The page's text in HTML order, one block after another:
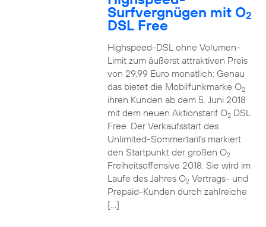
Surfvergnügen mit O2
DSL Free
Highspeed-DSL ohne Volumen-
Limit zum äußerst attraktiven Preis
von 29,99 Euro monatlich: Genau
das bietet die Mobilfunkmarke O2
ihren Kunden ab dem 5. Juni 2018
mit dem neuen Aktionstarif O2DSL
Free. Der Verkaufsstart des
Unlimited-Sommertarifs markiert
den Startpunkt der großen O2
Freiheitsoffensive 2018. Sie wird im
Laufe des Jahres O2Vertrags- und
Prepaid-Kunden durch zahlreiche
[…]